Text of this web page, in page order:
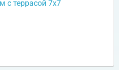
террасой 7х7